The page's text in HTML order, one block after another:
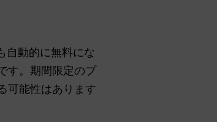
自動的に無料にな
す。期間限定のプ
可能性はあります